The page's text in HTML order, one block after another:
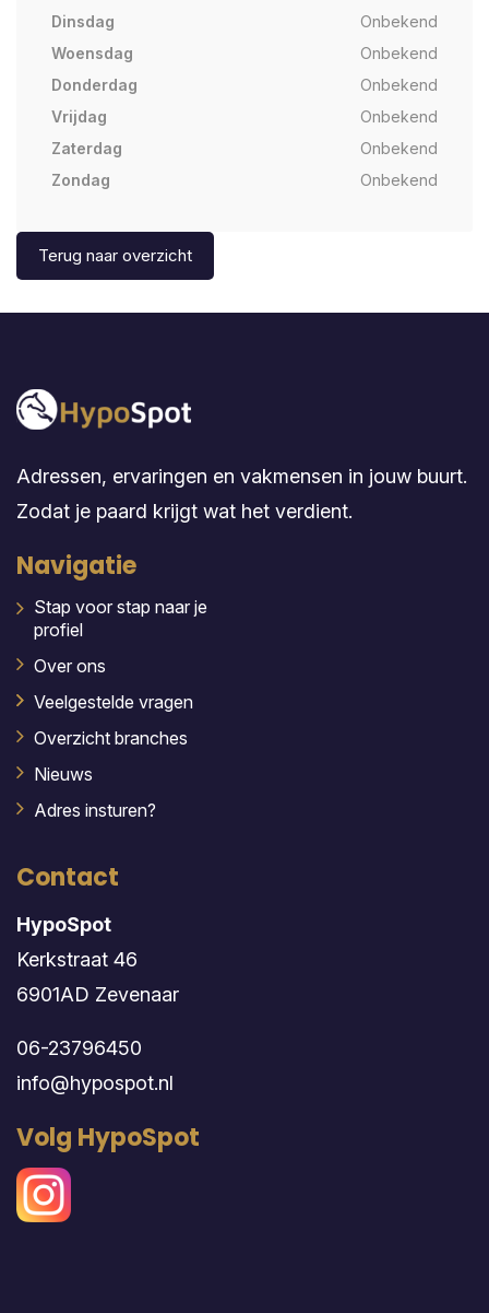
Dinsdag
Onbekend
Woensdag
Onbekend
Donderdag
Onbekend
Vrijdag
Onbekend
Zaterdag
Onbekend
Zondag
Onbekend
Terug naar overzicht
Adressen, ervaringen en vakmensen in jouw buurt.
Zodat je paard krijgt wat het verdient.
Navigatie
Stap voor stap naar je
profiel
Over ons
Veelgestelde vragen
Overzicht branches
Nieuws
Adres insturen?
Contact
HypoSpot
Kerkstraat 46
6901AD Zevenaar
06-23796450
info@hypospot.nl
Volg HypoSpot